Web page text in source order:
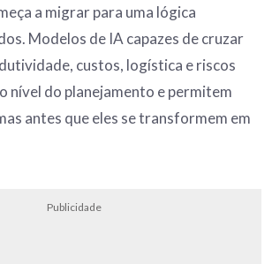
a migrar para uma lógica
Modelos de IA capazes de cruzar
custos, logística e riscos
nível do planejamento e permitem
antes que eles se transformem em
Publicidade